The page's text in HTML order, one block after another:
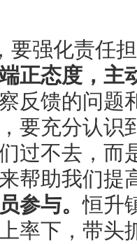
强化责任担
正态度，主
反馈的问题
要充分认识
过不去，而
帮助我们提
参与。恒升
率下，带头